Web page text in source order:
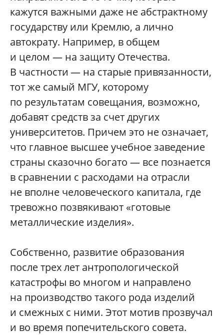
кажутся важными даже не абстрактному
государству или Кремлю, а лично
автократу. Например, в общем
и целом — на защиту Отечества.
В частности — на старые привязанности,
тот же самый МГУ, которому
по результатам совещания, возможно,
добавят средств за счет других
университетов. Причем это не означает,
что главное высшее учебное заведение
страны сказочно богато — все познается
в сравнении с расходами на отрасли
не вполне человеческого капитала, где
тревожно позвякивают «готовые
металлические изделия».
Собственно, развитие образования
после трех лет антропологической
катастрофы во многом и направлено
на производство такого рода изделий
и смежных с ними. Этот мотив прозвучал
и во время попечительского совета.